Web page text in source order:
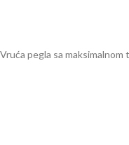
pegla sa